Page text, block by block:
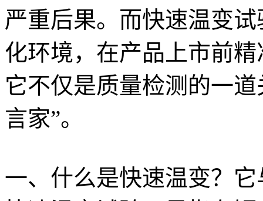
严重后果。而快速温变
化环境，在产品上市前
它不仅是质量检测的一
言家”。
一、什么是快速温变？